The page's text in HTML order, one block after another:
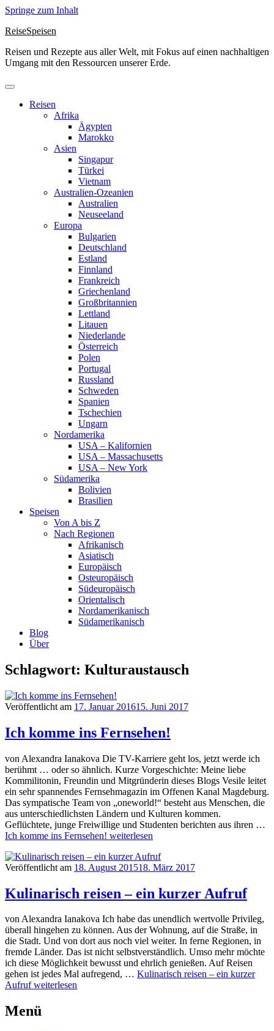
Springe zum Inhalt
ReiseSpeisen
Reisen und Rezepte aus aller Welt, mit Fokus auf einen nachhaltigen
Umgang mit den Ressourcen unserer Erde.
Reisen
Afrika
Ägypten
Marokko
Asien
Singapur
Türkei
Vietnam
Australien-Ozeanien
Australien
Neuseeland
Europa
Bulgarien
Deutschland
Estland
Finnland
Frankreich
Griechenland
Großbritannien
Lettland
Litauen
Niederlande
Österreich
Polen
Portugal
Russland
Schweden
Spanien
Tschechien
Ungarn
Nordamerika
USA – Kalifornien
USA – Massachusetts
USA – New York
Südamerika
Bolivien
Brasilien
Speisen
Von A bis Z
Nach Regionen
Afrikanisch
Asiatisch
Europäisch
Osteuropäisch
Südeuropäisch
Orientalisch
Nordamerikanisch
Südamerikanisch
Blog
Über
Schlagwort: Kulturaustausch
Veröffentlicht am 17. Januar 201615. Juni 2017
Ich komme ins Fernsehen!
von Alexandra Ianakova Die TV-Karriere geht los, jetzt werde ich
berühmt … oder so ähnlich. Kurze Vorgeschichte: Meine liebe
Kommilitonin, Freundin und Mitgründerin dieses Blogs Vesile leitet
ein sehr spannendes Fernsehmagazin im Offenen Kanal Magdeburg.
Das sympatische Team von „oneworld!“ besteht aus Menschen, die
aus unterschiedlichsten Ländern und Kulturen kommen.
Geflüchtete, junge Freiwillige und Studenten berichten aus ihren …
Ich komme ins Fernsehen! weiterlesen
Veröffentlicht am 18. August 201518. März 2017
Kulinarisch reisen – ein kurzer Aufruf
von Alexandra Ianakova Ich habe das unendlich wertvolle Privileg,
überall hingehen zu können. Aus der Wohnung, auf die Straße, in
die Stadt. Und von dort aus noch viel weiter. In ferne Regionen, in
fremde Länder. Das ist nicht selbstverständlich. Umso mehr möchte
ich diese Möglichkeit bewusst und ehrlich genießen. Auf Reisen
gehen ist jedes Mal aufregend, … Kulinarisch reisen – ein kurzer
Aufrufweiterlesen
Menü